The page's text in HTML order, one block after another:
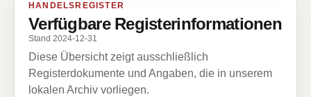
HANDELSREGISTER
Verfügbare Registerinformationen
Stand 2024-12-31
Diese Übersicht zeigt ausschließlich
Registerdokumente und Angaben, die in unserem
lokalen Archiv vorliegen.